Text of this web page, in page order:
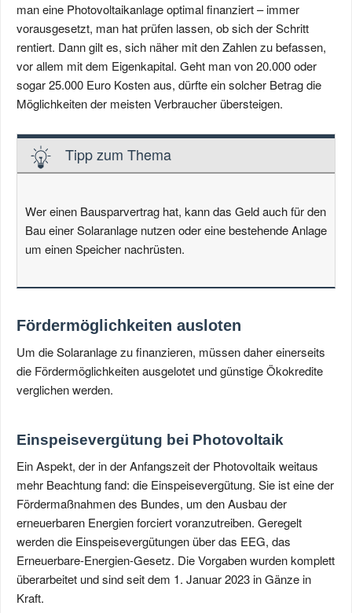
man eine Photovoltaikanlage optimal finanziert – immer
vorausgesetzt, man hat prüfen lassen, ob sich der Schritt
rentiert. Dann gilt es, sich näher mit den Zahlen zu befassen,
vor allem mit dem Eigenkapital. Geht man von 20.000 oder
sogar 25.000 Euro Kosten aus, dürfte ein solcher Betrag die
Möglichkeiten der meisten Verbraucher übersteigen.
Tipp zum Thema
Wer einen Bausparvertrag hat, kann das Geld auch für den
Bau einer Solaranlage nutzen oder eine bestehende Anlage
um einen Speicher nachrüsten.
Fördermöglichkeiten ausloten
Um die Solaranlage zu finanzieren, müssen daher einerseits
die Fördermöglichkeiten ausgelotet und günstige Ökokredite
verglichen werden.
Einspeisevergütung bei Photovoltaik
Ein Aspekt, der in der Anfangszeit der Photovoltaik weitaus
mehr Beachtung fand: die Einspeisevergütung. Sie ist eine der
Fördermaßnahmen des Bundes, um den Ausbau der
erneuerbaren Energien forciert voranzutreiben. Geregelt
werden die Einspeisevergütungen über das EEG, das
Erneuerbare-Energien-Gesetz. Die Vorgaben wurden komplett
überarbeitet und sind seit dem 1. Januar 2023 in Gänze in
Kraft.